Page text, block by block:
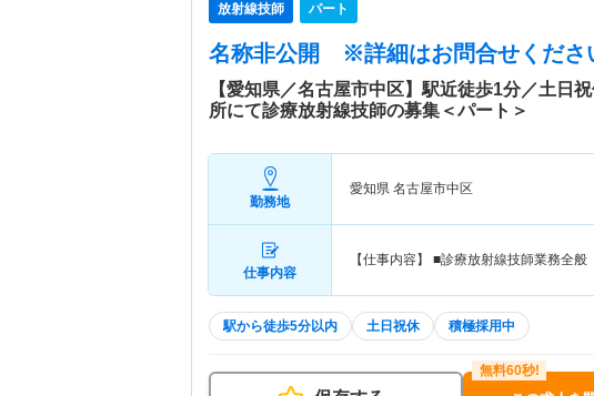
放射線技師 パート
名称非公開 ※詳細はお問合せくださ
【愛知県／名古屋市中区】駅近徒歩1分／土日
所にて診療放射線技師の募集＜パート＞
勤務地
愛知県 名古屋市中区
仕事内容
【仕事内容】 ■診療放射線技師業務全
駅から徒歩5分以内 土日祝休 積極採用中